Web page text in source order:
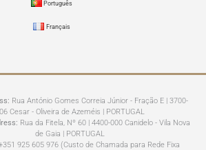
Português
Français
Rua António Gomes Correia Júnior - Fração E | 3700-
Cesar - Oliveira de Azeméis | PORTUGAL
Rua da Fitela, Nº 60 | 4400-000 Canidelo - Vila Nova
de Gaia | PORTUGAL
925 605 976 (Custo de Chamada para Rede Fixa